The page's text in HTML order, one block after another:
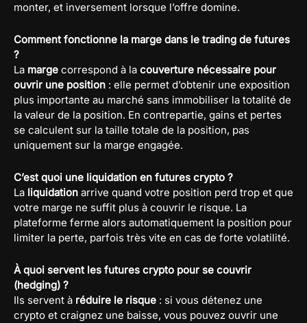
monter, et inversement lorsque l’offre domine.
Comment fonctionne la marge dans le trading de futures
?
La marge correspond à la couverture nécessaire pour
ouvrir une position : elle permet d’obtenir une exposition
plus importante au marché sans immobiliser la totalité de
la valeur de la position. En contrepartie, gains et pertes
se calculent sur la taille totale de la position, pas
uniquement sur la marge engagée.
C’est quoi une liquidation en futures crypto ?
La liquidation arrive quand votre position perd trop et que
votre marge ne suffit plus à couvrir le risque. La
plateforme ferme alors automatiquement la position pour
limiter la perte, parfois très vite en cas de forte volatilité.
À quoi servent les futures crypto pour se couvrir
(hedging) ?
Ils servent à réduire le risque : si vous détenez une
crypto et craignez une baisse, vous pouvez ouvrir une